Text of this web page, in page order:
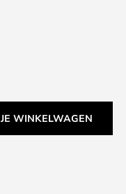
WINKELWAGEN